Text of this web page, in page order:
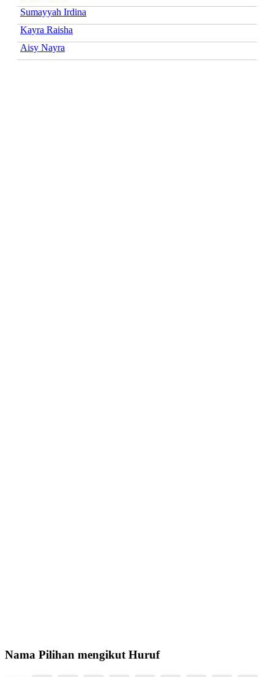
Sumayyah Irdina
Kayra Raisha
Aisy Nayra
Nama Pilihan mengikut Huruf